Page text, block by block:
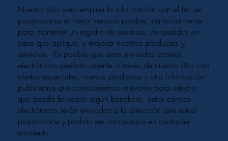
Nuestro sitio web emplea la información con el fin de
proporcionar el mejor servicio posible, particularmente
para mantener un registro de usuarios, de pedidos en
caso que aplique, y mejorar nuestros productos y
servicios. Es posible que sean enviados correos
electrónicos periódicamente a través de nuestro sitio con
ofertas especiales, nuevos productos y otra información
publicitaria que consideremos relevante para usted o
que pueda brindarle algún beneficio, estos correos
electrónicos serán enviados a la dirección que usted
proporcione y podrán ser cancelados en cualquier
momento.